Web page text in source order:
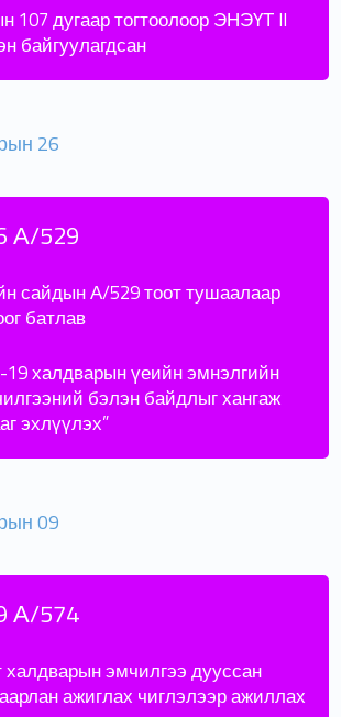
107 дугаар тогтоолоор ЭНЭҮТ II
байгуулагдсан
26
А/529
сайдын А/529 тоот тушаалаар
батлав
халдварын үеийн эмнэлгийн
бэлэн байдлыг хангаж
эхлүүлэх”
09
А/574
халдварын эмчилгээ дууссан
ажиглах чиглэлээр ажиллах